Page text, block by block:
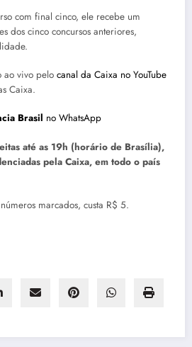
com final cinco, ele recebe um
dos cinco concursos anteriores,
ao vivo pelo canal da Caixa no YouTube
Caixa.
Brasil no WhatsApp
até as 19h (horário de Brasília),
pela Caixa, em todo o país
marcados, custa R$ 5.